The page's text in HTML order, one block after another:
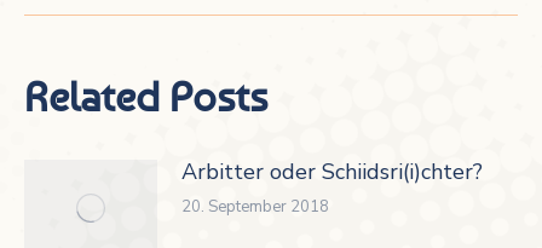
Related Posts
Arbitter oder Schiidsri(i)chter?
20. September 2018